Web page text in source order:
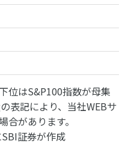
位はS&P100指数が母集
表記により、当社WEBサ
があります。
証券が作成